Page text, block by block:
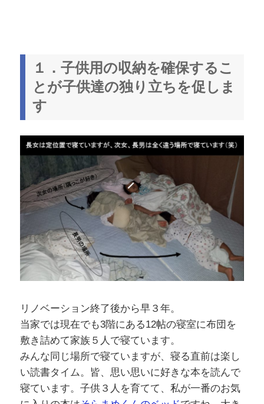
１．子供用の収納を確保するこ
とが子供達の独り立ちを促しま
す
リノベーション終了後から早３年。
当家では現在でも3階にある12帖の寝室に布団を
敷き詰めて家族５人で寝ています。
みんな同じ場所で寝ていますが、寝る直前は楽し
い読書タイム。皆、思い思いに好きな本を読んで
寝ています。子供３人を育てて、私が一番のお気